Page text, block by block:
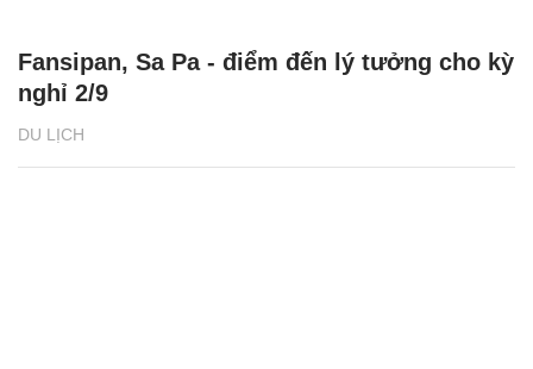
DU LỊCH
Fansipan, Sa Pa - điểm đến lý tưởng cho kỳ
nghỉ 2/9